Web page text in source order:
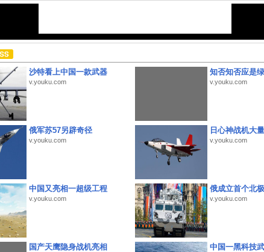
沙特看上中国一款武器
v.youku.com
知否知否应是
v.youku.com
俄军苏57另辟奇径
v.youku.com
日心神战机大
v.youku.com
中国又亮相一超级工程
v.youku.com
俄成立首个北
v.youku.com
国产天鹰隐身战机亮相 中国一黑科技